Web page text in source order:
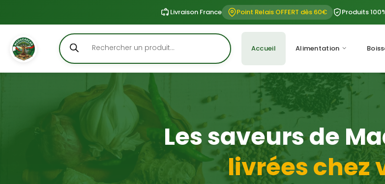
Livraison France Point Relais OFFERT dès 60€ Produits
contenu
Rechercher
Accueil Alimentation
Les saveurs de
livrées chez